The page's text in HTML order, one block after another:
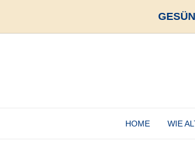
HOME WIE